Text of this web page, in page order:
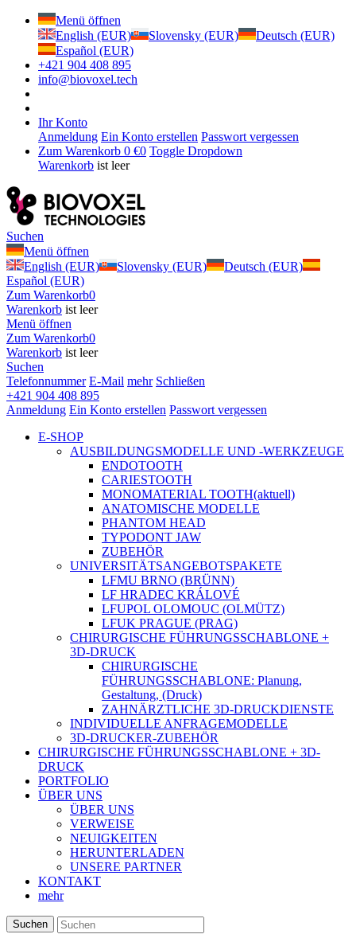
Menü öffnen
English (EUR)
Slovensky (EUR)
Deutsch (EUR)
Español (EUR)
+421 904 408 895
info@biovoxel.tech
Ihr Konto
Anmeldung Ein Konto erstellen Passwort vergessen
Zum Warenkorb 0 €0 Toggle Dropdown
Warenkorb ist leer
Suchen
Menü öffnen
English (EUR)
Slovensky (EUR)
Deutsch (EUR)
Español (EUR)
Zum Warenkorb0
Warenkorb ist leer
Menü öffnen
Zum Warenkorb0
Warenkorb ist leer
Suchen
Telefonnummer E-Mail mehr Schließen
+421 904 408 895
Anmeldung Ein Konto erstellen Passwort vergessen
E-SHOP
AUSBILDUNGSMODELLE UND -WERKZEUGE
ENDOTOOTH
CARIESTOOTH
MONOMATERIAL TOOTH(aktuell)
ANATOMISCHE MODELLE
PHANTOM HEAD
TYPODONT JAW
ZUBEHÖR
UNIVERSITÄTSANGEBOTSPAKETE
LFMU BRNO (BRÜNN)
LF HRADEC KRÁLOVÉ
LFUPOL OLOMOUC (OLMÜTZ)
LFUK PRAGUE (PRAG)
CHIRURGISCHE FÜHRUNGSSCHABLONE +
3D-DRUCK
CHIRURGISCHE
FÜHRUNGSSCHABLONE: Planung,
Gestaltung, (Druck)
ZAHNÄRZTLICHE 3D-DRUCKDIENSTE
INDIVIDUELLE ANFRAGEMODELLE
3D-DRUCKER-ZUBEHÖR
CHIRURGISCHE FÜHRUNGSSCHABLONE + 3D-
DRUCK
PORTFOLIO
ÜBER UNS
ÜBER UNS
VERWEISE
NEUIGKEITEN
HERUNTERLADEN
UNSERE PARTNER
KONTAKT
mehr
Suchen